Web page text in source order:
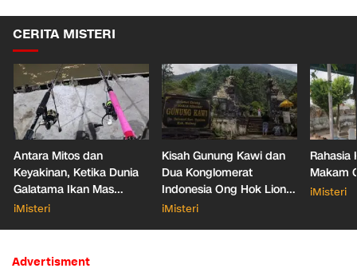
CERITA MISTERI
Antara Mitos dan
Keyakinan, Ketika Dunia
Galatama Ikan Mas
Bersentuhan dengan Hal
iMisteri
Kisah Gunung Kawi dan
Dua Konglomerat
Indonesia Ong Hok Liong
hingga Liem Sioe Liong
iMisteri
Rahasia
Makam
iMisteri
Advertisment